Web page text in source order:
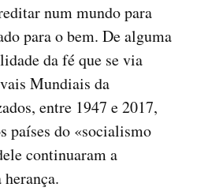
num mundo para
para o bem. De alguma
da fé que se via
Mundiais da
entre 1947 e 2017,
países do «socialismo
continuaram a